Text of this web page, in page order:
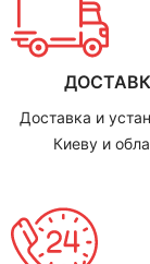
Доставка и
Киеву и